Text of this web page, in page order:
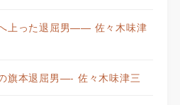
上った退屈男—— 佐々木味津
旗本退屈男—- 佐々木味津三